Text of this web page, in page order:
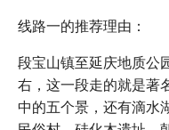
线路一的推荐理由：
段宝山镇至延庆地质公
右，这一段走的就是著
中的五个景，还有滴水